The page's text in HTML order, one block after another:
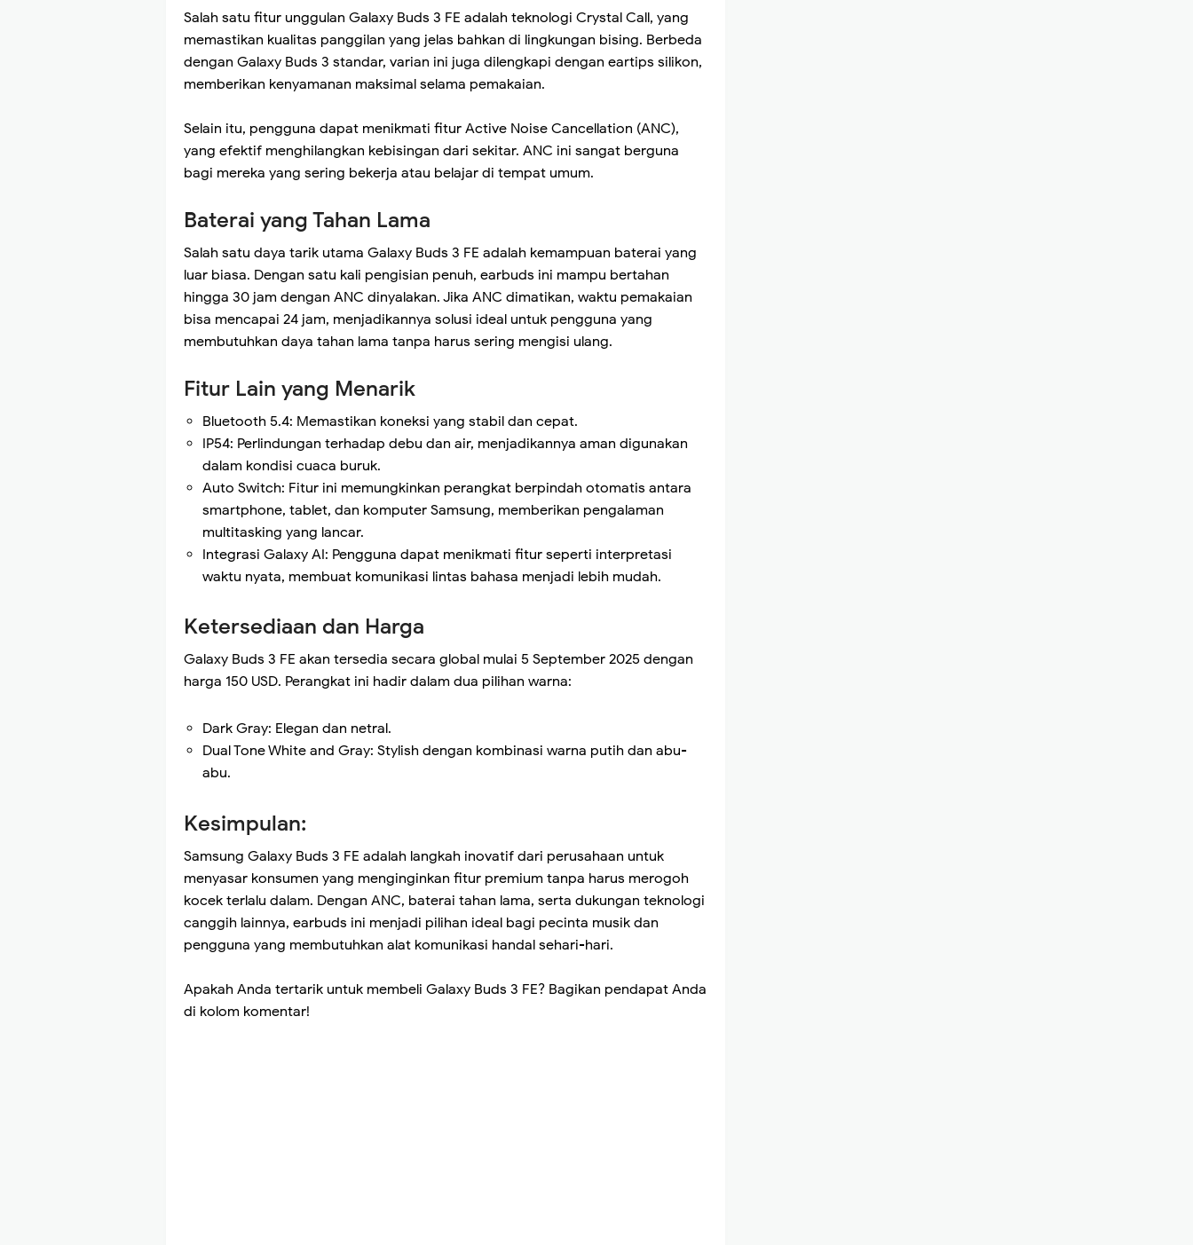
Salah satu fitur unggulan Galaxy Buds 3 FE adalah teknologi Crystal Call, yang
memastikan kualitas panggilan yang jelas bahkan di lingkungan bising. Berbeda
dengan Galaxy Buds 3 standar, varian ini juga dilengkapi dengan eartips silikon,
memberikan kenyamanan maksimal selama pemakaian.
Selain itu, pengguna dapat menikmati fitur Active Noise Cancellation (ANC),
yang efektif menghilangkan kebisingan dari sekitar. ANC ini sangat berguna
bagi mereka yang sering bekerja atau belajar di tempat umum.
Baterai yang Tahan Lama
Salah satu daya tarik utama Galaxy Buds 3 FE adalah kemampuan baterai yang
luar biasa. Dengan satu kali pengisian penuh, earbuds ini mampu bertahan
hingga 30 jam dengan ANC dinyalakan. Jika ANC dimatikan, waktu pemakaian
bisa mencapai 24 jam, menjadikannya solusi ideal untuk pengguna yang
membutuhkan daya tahan lama tanpa harus sering mengisi ulang.
Fitur Lain yang Menarik
Bluetooth 5.4: Memastikan koneksi yang stabil dan cepat.
IP54: Perlindungan terhadap debu dan air, menjadikannya aman digunakan
dalam kondisi cuaca buruk.
Auto Switch: Fitur ini memungkinkan perangkat berpindah otomatis antara
smartphone, tablet, dan komputer Samsung, memberikan pengalaman
multitasking yang lancar.
Integrasi Galaxy AI: Pengguna dapat menikmati fitur seperti interpretasi
waktu nyata, membuat komunikasi lintas bahasa menjadi lebih mudah.
Ketersediaan dan Harga
Galaxy Buds 3 FE akan tersedia secara global mulai 5 September 2025 dengan
harga 150 USD. Perangkat ini hadir dalam dua pilihan warna:
Dark Gray: Elegan dan netral.
Dual Tone White and Gray: Stylish dengan kombinasi warna putih dan abu-
abu.
Kesimpulan:
Samsung Galaxy Buds 3 FE adalah langkah inovatif dari perusahaan untuk
menyasar konsumen yang menginginkan fitur premium tanpa harus merogoh
kocek terlalu dalam. Dengan ANC, baterai tahan lama, serta dukungan teknologi
canggih lainnya, earbuds ini menjadi pilihan ideal bagi pecinta musik dan
pengguna yang membutuhkan alat komunikasi handal sehari-hari.
Apakah Anda tertarik untuk membeli Galaxy Buds 3 FE? Bagikan pendapat Anda
di kolom komentar!